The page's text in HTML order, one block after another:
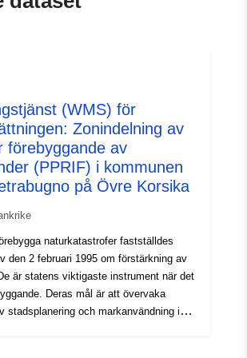
Koordinater:
42.59212875 ], [
9.30152512, 42.59212875 ]
]
Typ: Polygon
http://descartes-dev.cete-
mediterranee.i2/service/fr-
120066022-wxs-21258cb0-
9084-48f7-82ce-
(WMS) för
Zonindelning av
förebyggande av
(PPRIF) i kommunen
på Övre Korsika
naturkatastrofer fastställdes
den 2 februari 1995 om förstärkning av
är statens viktigaste instrument när det
Deras mål är att övervaka
stadsplanering och markanvändning i